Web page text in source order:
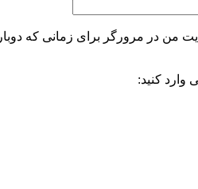
من در مرورگر برای زمانی که
وارد کنید: